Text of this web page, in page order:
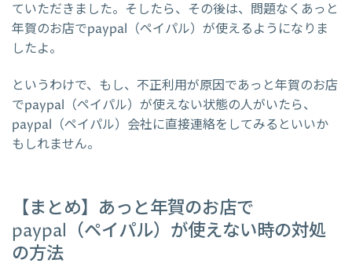
ていただきました。そしたら、その後は、問題なくあっと
年賀のお店でpaypal（ペイパル）が使えるようになりま
したよ。
というわけで、もし、不正利用が原因であっと年賀のお店
でpaypal（ペイパル）が使えない状態の人がいたら、
paypal（ペイパル）会社に直接連絡をしてみるといいか
もしれません。
【まとめ】あっと年賀のお店で
paypal（ペイパル）が使えない時の対処
の方法